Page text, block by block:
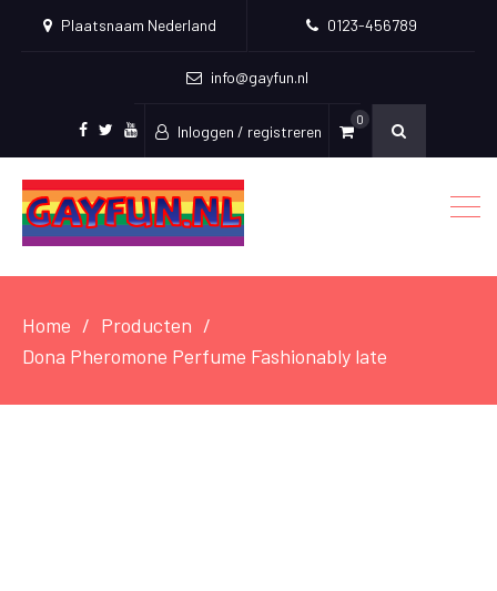
Plaatsnaam Nederland 0123-456789
info@gayfun.nl
Facebook
TwitterYoutube
Inloggen / registreren
0
Home
Producten
Dona Pheromone Perfume Fashionably late